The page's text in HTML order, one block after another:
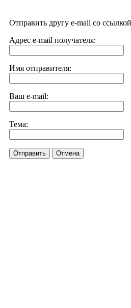
Отправить другу e-mail со
Адрес e-mail получателя:
Имя отправителя:
Ваш e-mail:
Тема:
Отправить Отмена